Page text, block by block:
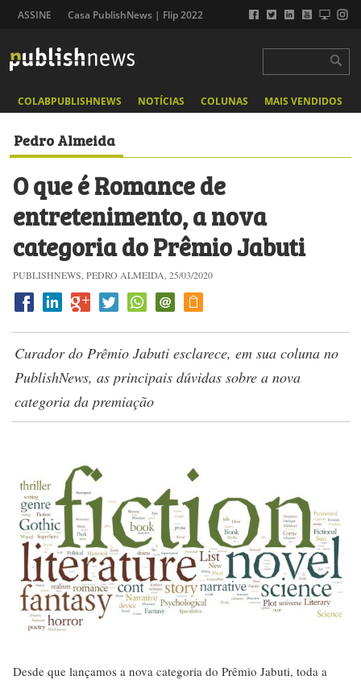
ASSINE Casa PublishNews | Flip 2022
COLABPUBLISHNEWS NOTÍCIAS COLUNAS MAIS VENDIDOS
Pedro Almeida
O que é Romance de
entretenimento, a nova
categoria do Prêmio Jabuti
PUBLISHNEWS, PEDRO ALMEIDA, 25/03/2020
Curador do Prêmio Jabuti esclarece, em sua coluna no
PublishNews, as principais dúvidas sobre a nova
categoria da premiação
Desde que lançamos a nova categoria do Prêmio Jabuti, toda a